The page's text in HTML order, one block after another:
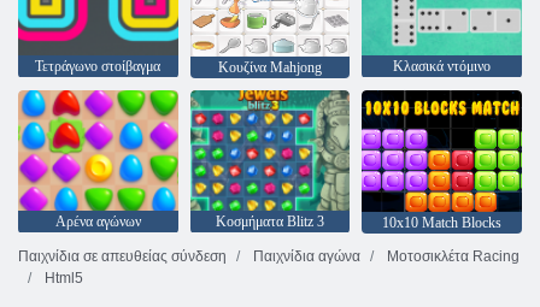
Τετράγωνο στοίβαγμα Κουζίνα Mahjong Κλασικά ντόμινο
Αρένα αγώνων Κοσμήματα Blitz 3
10x10 Match Blocks
Παιχνίδια σε απευθείας σύνδεση
Παιχνίδια αγώνα
Μοτοσικλέτα Racing
Html5